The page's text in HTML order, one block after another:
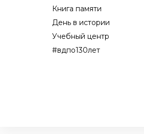
Книга памяти
День в истории
Учебный центр
#вдпо130лет